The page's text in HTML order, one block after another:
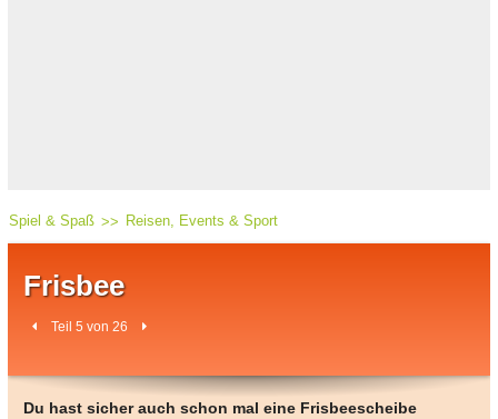
Spiel & Spaß Reisen, Events & Sport
Frisbee
Teil 5 von 26
Du hast sicher auch schon mal eine Frisbeescheibe